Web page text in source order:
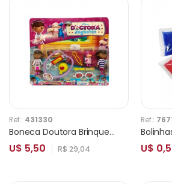
Ref.: 431330
Boneca Doutora Brinquedos com Acessórios 128469
U$ 5,50 R$ 29,04
Ref.:
U$